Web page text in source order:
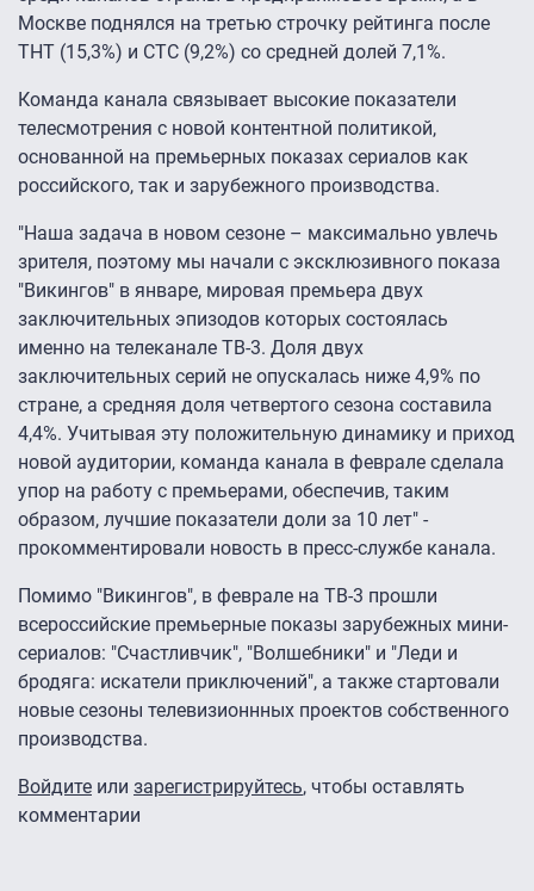
Москве поднялся на третью строчку рейтинга после
ТНТ (15,3%) и СТС (9,2%) со средней долей 7,1%.
Команда канала связывает высокие показатели
телесмотрения с новой контентной политикой,
основанной на премьерных показах сериалов как
российского, так и зарубежного производства.
"Наша задача в новом сезоне – максимально увлечь
зрителя, поэтому мы начали с эксклюзивного показа
"Викингов" в январе, мировая премьера двух
заключительных эпизодов которых состоялась
именно на телеканале ТВ-3. Доля двух
заключительных серий не опускалась ниже 4,9% по
стране, а средняя доля четвертого сезона составила
4,4%. Учитывая эту положительную динамику и приход
новой аудитории, команда канала в феврале сделала
упор на работу с премьерами, обеспечив, таким
образом, лучшие показатели доли за 10 лет" -
прокомментировали новость в пресс-службе канала.
Помимо "Викингов", в феврале на ТВ-3 прошли
всероссийские премьерные показы зарубежных мини-
сериалов: "Счастливчик", "Волшебники" и "Леди и
бродяга: искатели приключений", а также стартовали
новые сезоны телевизионнных проектов собственного
производства.
Войдите или зарегистрируйтесь, чтобы оставлять
комментарии